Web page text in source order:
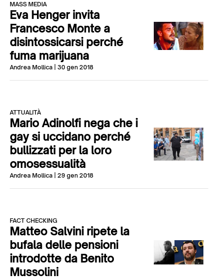
MASS MEDIA
Eva Henger invita
Francesco Monte a
disintossicarsi perché
fuma marijuana
Andrea Mollica | 30 gen 2018
ATTUALITÀ
Mario Adinolfi nega che i
gay si uccidano perché
bullizzati per la loro
omosessualità
Andrea Mollica | 29 gen 2018
FACT CHECKING
Matteo Salvini ripete la
bufala delle pensioni
introdotte da Benito
Mussolini